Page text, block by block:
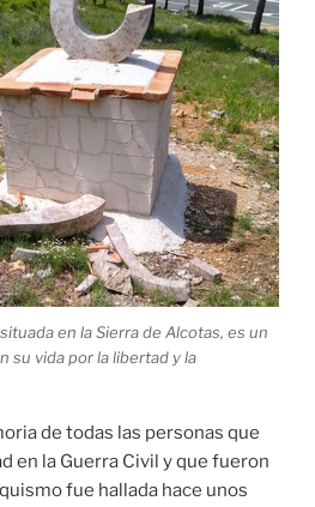
en la Sierra de Alcotas, es un
su vida por la libertad y la
de todas las personas que
en la Guerra Civil y que fueron
fue hallada hace unos